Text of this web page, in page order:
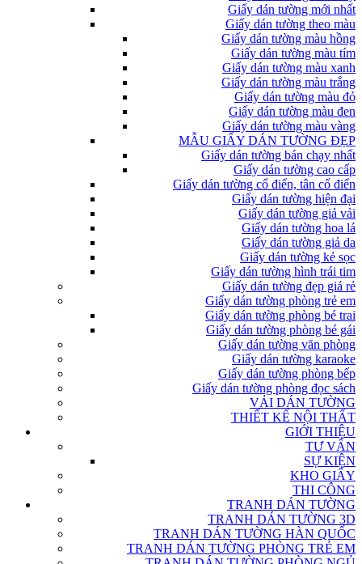
Giấy dán tường mới nhất
Giấy dán tường theo màu
Giấy dán tường màu hồng
Giấy dán tường màu tím
Giấy dán tường màu xanh
Giấy dán tường màu trắng
Giấy dán tường màu đỏ
Giấy dán tường màu đen
Giấy dán tường màu vàng
MẪU GIẤY DÁN TƯỜNG ĐẸP
Giấy dán tường bán chạy nhất
Giấy dán tường cao cấp
Giấy dán tường cổ điển, tân cổ điển
Giấy dán tường hiện đại
Giấy dán tường giả vải
Giấy dán tường hoa lá
Giấy dán tường giả da
Giấy dán tường kẻ sọc
Giấy dán tường hình trái tim
Giấy dán tường đẹp giá rẻ
Giấy dán tường phòng trẻ em
Giấy dán tường phòng bé trai
Giấy dán tường phòng bé gái
Giấy dán tường văn phòng
Giấy dán tường karaoke
Giấy dán tường phòng bếp
Giấy dán tường phòng đọc sách
VẢI DÁN TƯỜNG
THIẾT KẾ NỘI THẤT
GIỚI THIỆU
TƯ VẤN
SỰ KIỆN
KHO GIẤY
THI CÔNG
TRANH DÁN TƯỜNG
TRANH DÁN TƯỜNG 3D
TRANH DÁN TƯỜNG HÀN QUỐC
TRANH DÁN TƯỜNG PHÒNG TRẺ EM